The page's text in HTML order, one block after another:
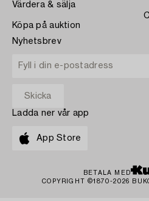
Värdera & sälja
Köpa på auktion
Nyhetsbrev
Ladda ner vår app
App Store
BETALA MED
COPYRIGHT ©1870-2026